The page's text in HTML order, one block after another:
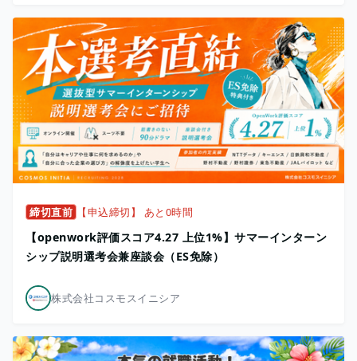
締切直前 【申込締切】 あと0時間
【openwork評価スコア4.27 上位1%】サマーインターン
シップ説明選考会兼座談会（ES免除）
株式会社コスモスイニシア